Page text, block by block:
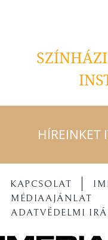
HÍREINKET
KAPCSOLAT
MÉDIAAJÁNLAT
ADATVÉDELMI